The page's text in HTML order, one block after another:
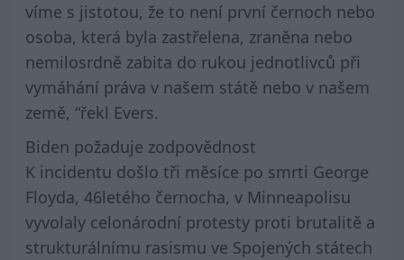
víme s jistotou, že to není první černoch nebo
osoba, která byla zastřelena, zraněna nebo
nemilosrdně zabita do rukou jednotlivců při
vymáhání práva v našem státě nebo v našem
země, “řekl Evers.
Biden požaduje zodpovědnost
K incidentu došlo tři měsíce po smrti George
Floyda, 46letého černocha, v Minneapolisu
vyvolaly celonárodní protesty proti brutalitě a
strukturálnímu rasismu ve Spojených státech